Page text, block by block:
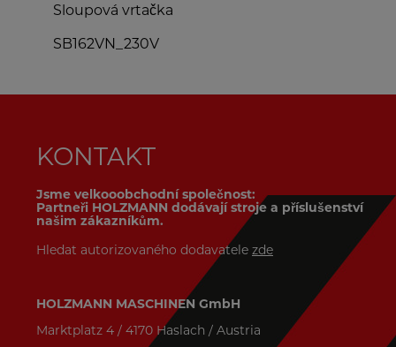
Sloupová vrtačka
SB162VN_230V
KONTAKT
Jsme velkooobchodní společnost:
Partneři HOLZMANN dodávají stroje a příslušenství
našim zákazníkům.
Hledat autorizovaného dodavatele zde
HOLZMANN MASCHINEN GmbH
Marktplatz 4 / 4170 Haslach / Austria